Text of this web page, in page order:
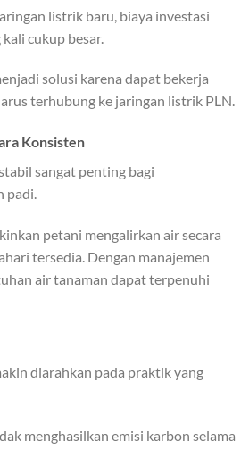
listrik baru, biaya investasi
cukup besar.
solusi karena dapat bekerja
terhubung ke jaringan listrik PLN.
Konsisten
sangat penting bagi
padi.
petani mengalirkan air secara
tersedia. Dengan manajemen
air tanaman dapat terpenuhi
diarahkan pada praktik yang
menghasilkan emisi karbon selama